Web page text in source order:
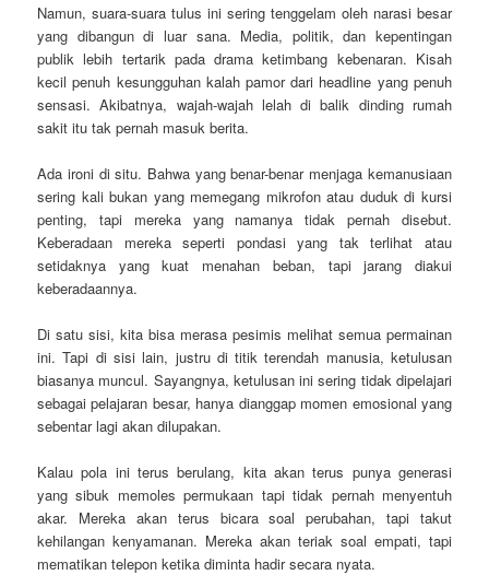
Namun, suara-suara tulus ini sering tenggelam oleh narasi besar
yang dibangun di luar sana. Media, politik, dan kepentingan
publik lebih tertarik pada drama ketimbang kebenaran. Kisah
kecil penuh kesungguhan kalah pamor dari headline yang penuh
sensasi. Akibatnya, wajah-wajah lelah di balik dinding rumah
sakit itu tak pernah masuk berita.
Ada ironi di situ. Bahwa yang benar-benar menjaga kemanusiaan
sering kali bukan yang memegang mikrofon atau duduk di kursi
penting, tapi mereka yang namanya tidak pernah disebut.
Keberadaan mereka seperti pondasi yang tak terlihat atau
setidaknya yang kuat menahan beban, tapi jarang diakui
keberadaannya.
Di satu sisi, kita bisa merasa pesimis melihat semua permainan
ini. Tapi di sisi lain, justru di titik terendah manusia, ketulusan
biasanya muncul. Sayangnya, ketulusan ini sering tidak dipelajari
sebagai pelajaran besar, hanya dianggap momen emosional yang
sebentar lagi akan dilupakan.
Kalau pola ini terus berulang, kita akan terus punya generasi
yang sibuk memoles permukaan tapi tidak pernah menyentuh
akar. Mereka akan terus bicara soal perubahan, tapi takut
kehilangan kenyamanan. Mereka akan teriak soal empati, tapi
mematikan telepon ketika diminta hadir secara nyata.